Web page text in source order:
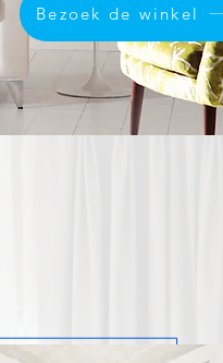
Bezoek de winkel